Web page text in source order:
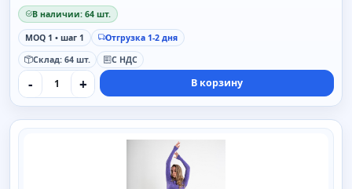
В наличии: 64 шт.
MOQ 1 • шаг 1
Отгрузка 1-2 дня
Склад: 64 шт.
С НДС
- + В корзину
SAIMAA